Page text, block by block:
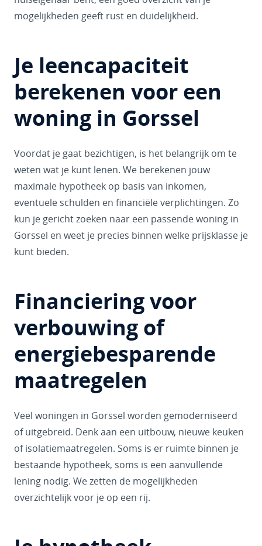
mogelijkheden geeft rust en duidelijkheid.
Je leencapaciteit
berekenen voor een
woning in Gorssel
Voordat je gaat bezichtigen, is het belangrijk om te
weten wat je kunt lenen. We berekenen jouw
maximale hypotheek op basis van inkomen,
eventuele schulden en financiële verplichtingen. Zo
kun je gericht zoeken naar een passende woning in
Gorssel en weet je precies binnen welke prijsklasse je
kunt bieden.
Financiering voor
verbouwing of
energiebesparende
maatregelen
Veel woningen in Gorssel worden gemoderniseerd
of uitgebreid. Denk aan een uitbouw, nieuwe keuken
of isolatiemaatregelen. Soms is er ruimte binnen je
bestaande hypotheek, soms is een aanvullende
lening nodig. We zetten de mogelijkheden
overzichtelijk voor je op een rij.